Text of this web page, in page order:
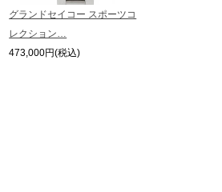
グランドセイコー スポーツコ
レクション…
473,000円(税込)
現在の定価と異なる場合がございますのでご了承